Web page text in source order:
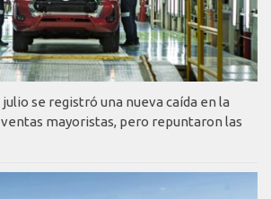
se registró una nueva caída en la
mayoristas, pero repuntaron las